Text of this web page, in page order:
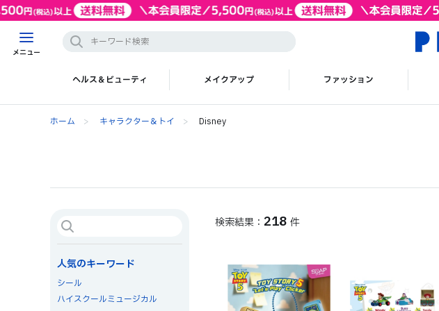
メニュー
ヘルス＆ビューティ メイクアップ ファッション
ホーム > キャラクター＆トイ > Disney
人気のキーワード
シール
ハイスクールミュージカル
218 件